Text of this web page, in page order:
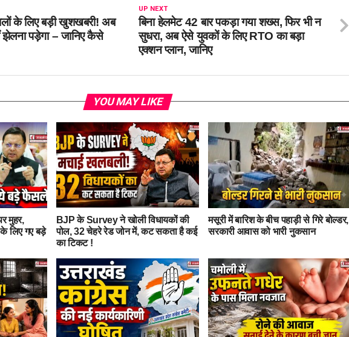
UP NEXT
बिना हेलमेट 42 बार पकड़ा गया शख्स, फिर भी न
सुधरा, अब ऐसे युवकों के लिए RTO का बड़ा
एक्शन प्लान, जानिए
के लिए बड़ी खुशखबरी! अब
पड़ेगा – जानिए कैसे
YOU MAY LIKE
मुहर,
लिए गए बड़े
BJP के Survey ने खोली विधायकों की
पोल, 32 चेहरे रेड जोन में, कट सकता है कई
का टिकट !
मसूरी में बारिश के बीच पहाड़ी से गिरे बोल्डर,
सरकारी आवास को भारी नुकसान